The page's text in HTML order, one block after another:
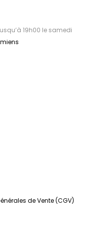
19h00 le samedi
de Vente (CGV)